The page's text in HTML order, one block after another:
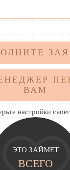
ВАМ
настройки
ЭТО ЗАЙМЕТ
ВСЕГО